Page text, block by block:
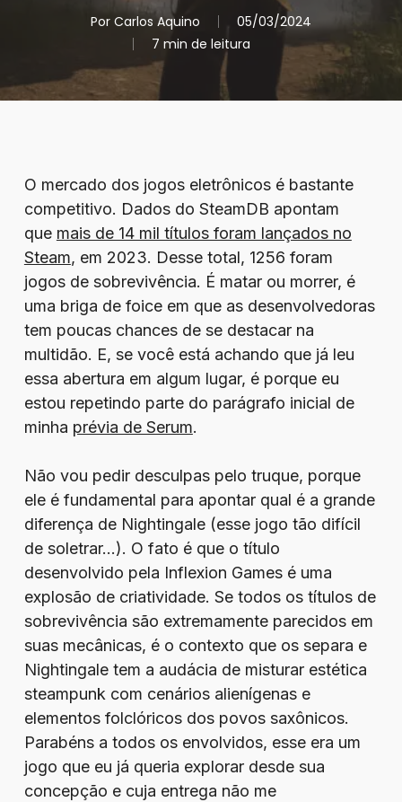
Por Carlos Aquino
05/03/2024
7 min de leitura
O mercado dos jogos eletrônicos é bastante
competitivo. Dados do SteamDB apontam
que mais de 14 mil títulos foram lançados no
Steam, em 2023. Desse total, 1256 foram
jogos de sobrevivência. É matar ou morrer, é
uma briga de foice em que as desenvolvedoras
tem poucas chances de se destacar na
multidão. E, se você está achando que já leu
essa abertura em algum lugar, é porque eu
estou repetindo parte do parágrafo inicial de
minha prévia de Serum.
Não vou pedir desculpas pelo truque, porque
ele é fundamental para apontar qual é a grande
diferença de Nightingale (esse jogo tão difícil
de soletrar…). O fato é que o título
desenvolvido pela Inflexion Games é uma
explosão de criatividade. Se todos os títulos de
sobrevivência são extremamente parecidos em
suas mecânicas, é o contexto que os separa e
Nightingale tem a audácia de misturar estética
steampunk com cenários alienígenas e
elementos folclóricos dos povos saxônicos.
Parabéns a todos os envolvidos, esse era um
jogo que eu já queria explorar desde sua
concepção e cuja entrega não me